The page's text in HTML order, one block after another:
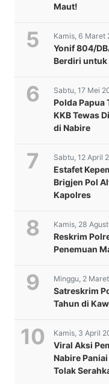
Maut!
Kamis, 6 Maret
Yonif 804/
Berdiri untuk
Sabtu, 17 Mei
Polda Papua
KKB Tewas
di Nabire
Sabtu, 12 April
Estafet
Brigjen Pol
Kapolres
Kamis, 28
Reskrim
Penemuan
Minggu, 2
Satreskrim
Tahun di
Kamis, 3 April
Viral Aksi
Nabire
Tolak
Melkias Keiya Tegas!
Mahasiswa Dogiyai
Wamen PU Diana
Kusumastuti